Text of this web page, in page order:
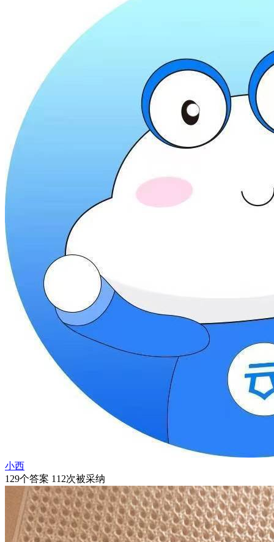
小西
129个答案 112次被采纳